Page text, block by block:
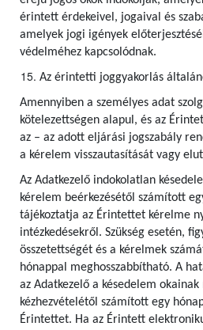
érintett érdekeivel, jogaival és
amelyek jogi igények
védelméhez kapcsolódnak.
Az érintetti joggyakorlás
Amennyiben a személyes adat
kötelezettségen alapul, és az
az – az adott eljárási jogszabály
a kérelem visszautasítását vagy
Az Adatkezelő indokolatlan
kérelem beérkezésétől számított
tájékoztatja az Érintettet kérelme
intézkedésekről. Szükség esetén,
összetettségét és a kérelmek
hónappal meghosszabbítható. A
az Adatkezelő a késedelem
kézhezvételétől számított egy
Érintettet. Ha az Érintett